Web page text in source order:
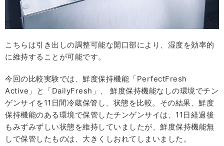
こちらは引き出しの調整可能な開⼝部により、湿度を効率的
に維持することが可能です。
今回の⽐較実験では、鮮度保持機能「PerfectFresh
Active」と「DailyFresh」、 鮮度保持機能なしの環境でチン
ゲンサイを11⽇間冷蔵保管し、状態を⽐較。その結果、鮮度
保持機能のある環境で保管したチンゲンサイは、11⽇経過後
もみずみずしい状態を維持していましたが、鮮度保持機能無
しで保管したものは、大きくしおれてしまいました。